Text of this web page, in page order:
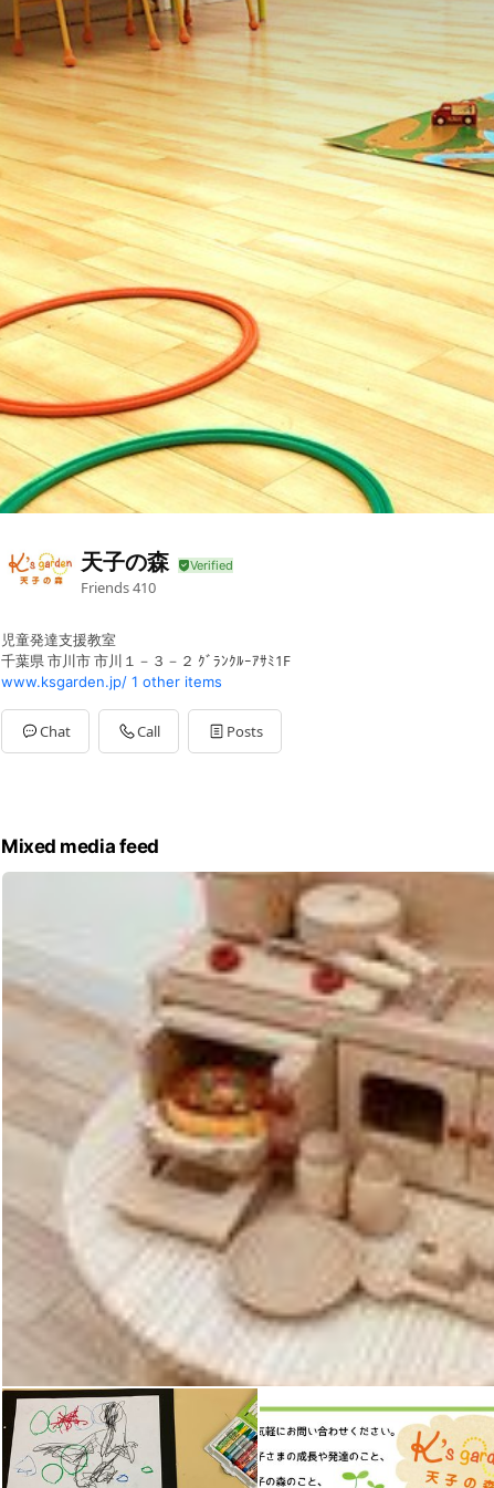
天子の森
Friends410
児童発達支援教室
千葉県 市川市 市川１－３－２ ｸﾞﾗﾝｸﾙｰｱｻﾐ1F
www.ksgarden.jp/ 1 other items
Chat Call Posts
Mixed media feed